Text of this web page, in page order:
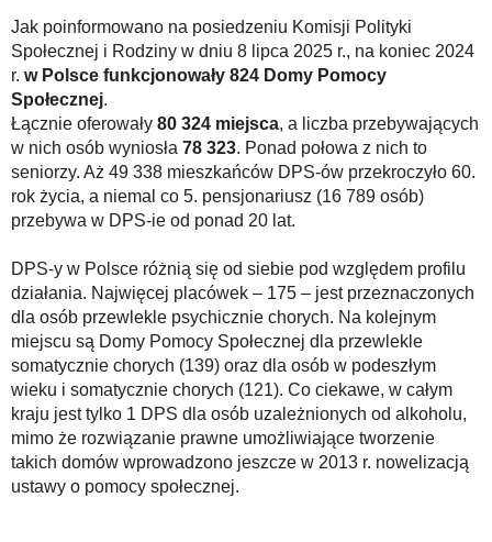
Z internetem za pan brat
Bezpiecznie i w zgodzie z prawem
Jak poinformowano na posiedzeniu Komisji Polityki
Społecznej i Rodziny w dniu 8 lipca 2025 r., na koniec 2024
r. w Polsce funkcjonowały 824 Domy Pomocy
Społecznej.
Łącznie oferowały 80 324 miejsca, a liczba przebywających
w nich osób wyniosła 78 323. Ponad połowa z nich to
seniorzy. Aż 49 338 mieszkańców DPS-ów przekroczyło 60.
rok życia, a niemal co 5. pensjonariusz (16 789 osób)
przebywa w DPS-ie od ponad 20 lat.
DPS-y w Polsce różnią się od siebie pod względem profilu
działania. Najwięcej placówek – 175 – jest przeznaczonych
dla osób przewlekle psychicznie chorych. Na kolejnym
miejscu są Domy Pomocy Społecznej dla przewlekle
somatycznie chorych (139) oraz dla osób w podeszłym
wieku i somatycznie chorych (121). Co ciekawe, w całym
kraju jest tylko 1 DPS dla osób uzależnionych od alkoholu,
mimo że rozwiązanie prawne umożliwiające tworzenie
takich domów wprowadzono jeszcze w 2013 r. nowelizacją
ustawy o pomocy społecznej.